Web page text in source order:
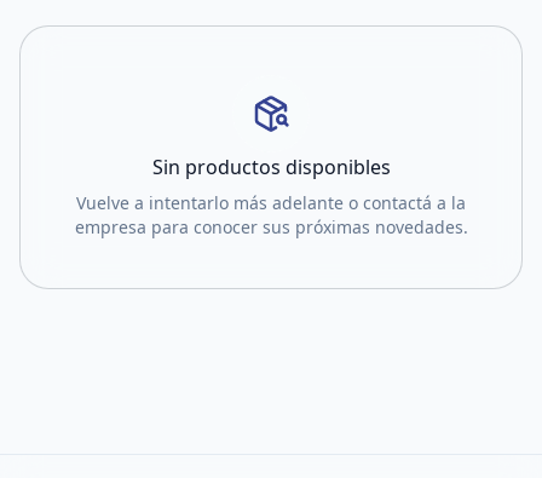
Sin productos disponibles
Vuelve a intentarlo más adelante o contactá a la
empresa para conocer sus próximas novedades.